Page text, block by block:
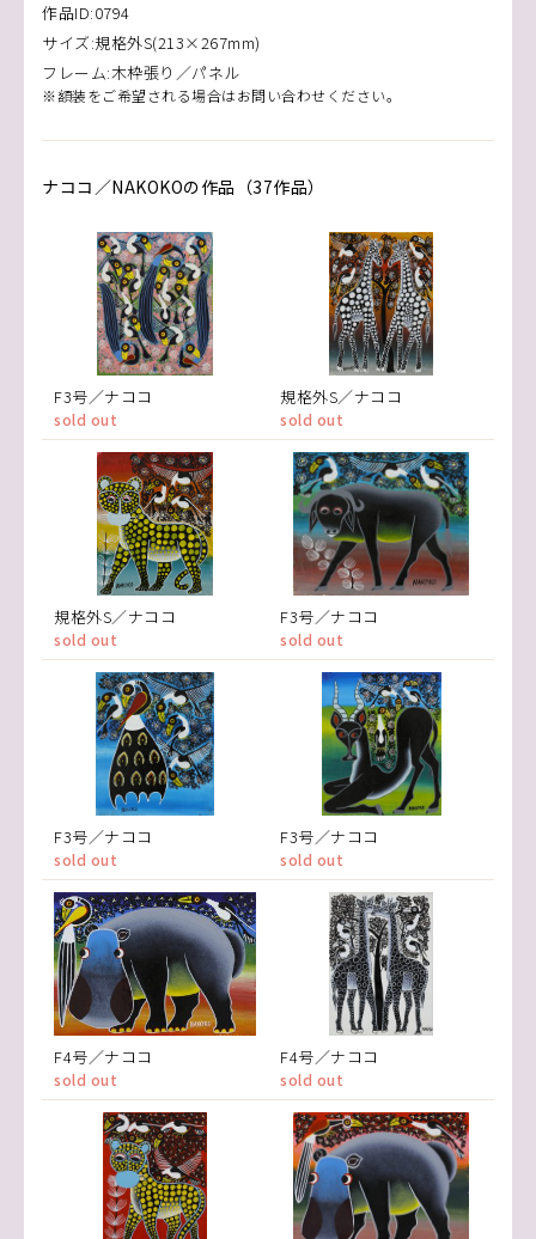
作品ID:0794
サイズ:規格外S(213×267mm)
フレーム:木枠張り／パネル
※額装をご希望される場合はお問い合わせください。
ナココ／NAKOKOの作品（37作品）
F3号／ナココ
sold out
規格外S／ナココ
sold out
規格外S／ナココ
sold out
F3号／ナココ
sold out
F3号／ナココ
sold out
F3号／ナココ
sold out
F4号／ナココ
sold out
F4号／ナココ
sold out